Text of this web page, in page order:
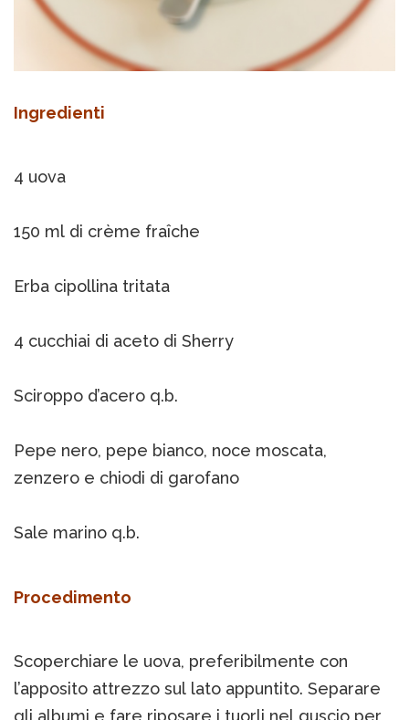
Ingredienti
4 uova
150 ml di crème fraîche
Erba cipollina tritata
4 cucchiai di aceto di Sherry
Sciroppo d’acero q.b.
Pepe nero, pepe bianco, noce moscata,
zenzero e chiodi di garofano
Sale marino q.b.
Procedimento
Scoperchiare le uova, preferibilmente con
l’apposito attrezzo sul lato appuntito. Separare
gli albumi e fare riposare i tuorli nel guscio per